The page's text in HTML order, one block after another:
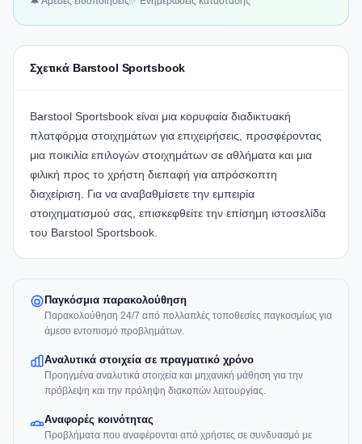
Σχετικά Barstool Sportsbook
Barstool Sportsbook είναι μια κορυφαία διαδικτυακή
πλατφόρμα στοιχημάτων για επιχειρήσεις, προσφέροντας
μια ποικιλία επιλογών στοιχημάτων σε αθλήματα και μια
φιλική προς το χρήστη διεπαφή για απρόσκοπτη
διαχείριση. Για να αναβαθμίσετε την εμπειρία
στοιχηματισμού σας, επισκεφθείτε την επίσημη ιστοσελίδα
του Barstool Sportsbook.
Παγκόσμια παρακολούθηση
Παρακολούθηση 24/7 από πολλαπλές τοποθεσίες παγκοσμίως για
άμεσο εντοπισμό προβλημάτων.
Αναλυτικά στοιχεία σε πραγματικό χρόνο
Προηγμένα αναλυτικά στοιχεία και μηχανική μάθηση για την
πρόβλεψη και την πρόληψη διακοπών λειτουργίας.
Αναφορές κοινότητας
Προβλήματα που αναφέρονται από χρήστες σε συνδυασμό με